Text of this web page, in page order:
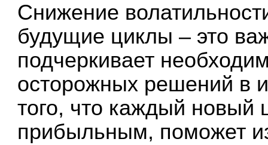
Снижение
будущие циклы – это
подчеркивает
осторожных решений в
того, что каждый
прибыльным, поможет